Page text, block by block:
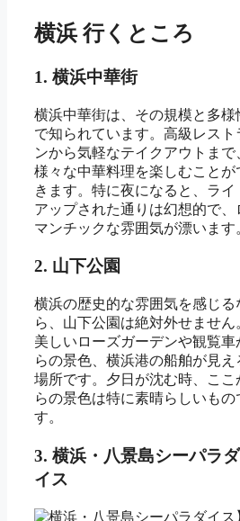
横浜 行くところ
1. 横浜中華街
横浜中華街は、その規模と多様
で知られています。高級レスト
ンから気軽なテイクアウトまで
様々な中華料理を楽しむことが
きます。特に夜になると、ライ
アップされた通りは幻想的で、
マンチックな雰囲気が漂います
2. 山下公園
横浜の歴史的な雰囲気を感じる
ら、山下公園は絶対外せません
美しいローズガーデンや観覧車
らの景色、横浜港の船舶が見え
場所です。夕日が沈む時、ここ
らの景色は特に素晴らしいもの
す。
3. 横浜・八景島シーパラダ
イス